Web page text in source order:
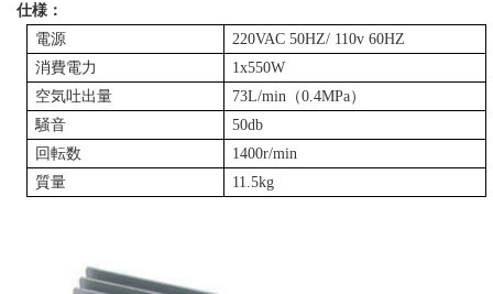
仕様：
電源
220VAC 50HZ/ 110v 60HZ
消費電力
1x550W
空気吐出量
73L/min（0.4MPa）
騒音
50db
回転数
1400r/min
質量
11.5kg